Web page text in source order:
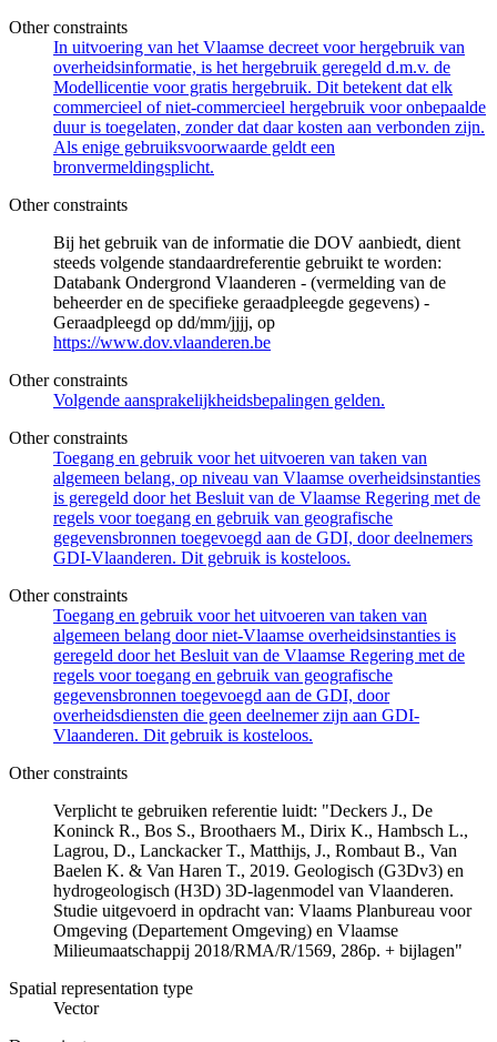
Other constraints
In uitvoering van het Vlaamse decreet voor hergebruik van
overheidsinformatie, is het hergebruik geregeld d.m.v. de
Modellicentie voor gratis hergebruik. Dit betekent dat elk
commercieel of niet-commercieel hergebruik voor onbepaalde
duur is toegelaten, zonder dat daar kosten aan verbonden zijn.
Als enige gebruiksvoorwaarde geldt een
bronvermeldingsplicht.
Other constraints
Bij het gebruik van de informatie die DOV aanbiedt, dient
steeds volgende standaardreferentie gebruikt te worden:
Databank Ondergrond Vlaanderen - (vermelding van de
beheerder en de specifieke geraadpleegde gegevens) -
Geraadpleegd op dd/mm/jjjj, op
https://www.dov.vlaanderen.be
Other constraints
Volgende aansprakelijkheidsbepalingen gelden.
Other constraints
Toegang en gebruik voor het uitvoeren van taken van
algemeen belang, op niveau van Vlaamse overheidsinstanties
is geregeld door het Besluit van de Vlaamse Regering met de
regels voor toegang en gebruik van geografische
gegevensbronnen toegevoegd aan de GDI, door deelnemers
GDI-Vlaanderen. Dit gebruik is kosteloos.
Other constraints
Toegang en gebruik voor het uitvoeren van taken van
algemeen belang door niet-Vlaamse overheidsinstanties is
geregeld door het Besluit van de Vlaamse Regering met de
regels voor toegang en gebruik van geografische
gegevensbronnen toegevoegd aan de GDI, door
overheidsdiensten die geen deelnemer zijn aan GDI-
Vlaanderen. Dit gebruik is kosteloos.
Other constraints
Verplicht te gebruiken referentie luidt: "Deckers J., De
Koninck R., Bos S., Broothaers M., Dirix K., Hambsch L.,
Lagrou, D., Lanckacker T., Matthijs, J., Rombaut B., Van
Baelen K. & Van Haren T., 2019. Geologisch (G3Dv3) en
hydrogeologisch (H3D) 3D-lagenmodel van Vlaanderen.
Studie uitgevoerd in opdracht van: Vlaams Planbureau voor
Omgeving (Departement Omgeving) en Vlaamse
Milieumaatschappij 2018/RMA/R/1569, 286p. + bijlagen"
Spatial representation type
Vector